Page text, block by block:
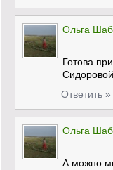
Ольга
Готова
Ответить »
Ольга
А можно